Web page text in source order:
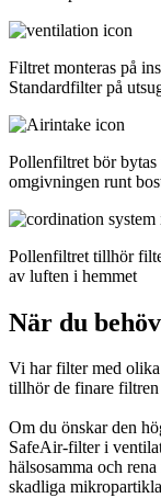
Filtret monteras på
Standardfilter på
Pollenfiltret bör bytas
omgivningen runt
Pollenfiltret tillhör
av luften i hemmet
När du
Vi har filter med
tillhör de finare
Om du önskar den
SafeAir-filter i
hälsosamma och
skadliga